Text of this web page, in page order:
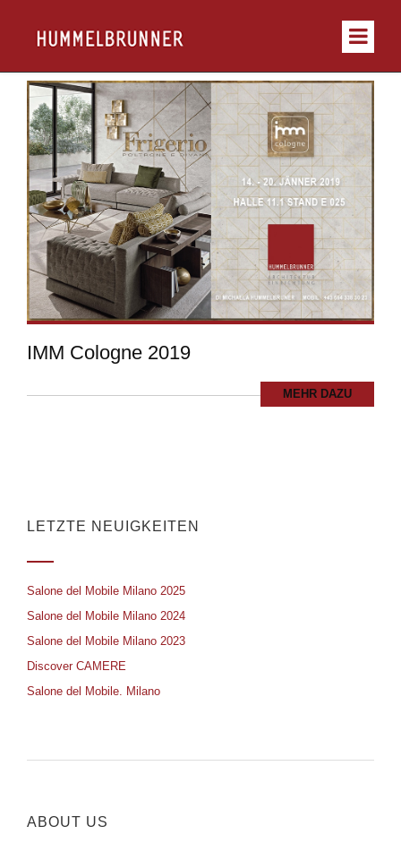
IMM Cologne 2019
MEHR DAZU
LETZTE NEUIGKEITEN
Salone del Mobile Milano 2025
Salone del Mobile Milano 2024
Salone del Mobile Milano 2023
Discover CAMERE
Salone del Mobile. Milano
ABOUT US